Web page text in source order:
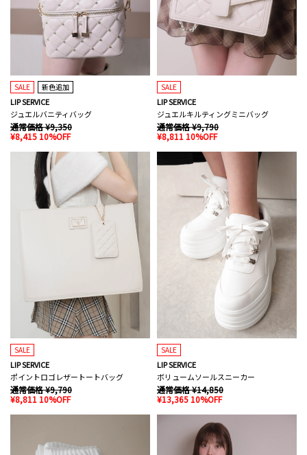
SALE 新色追加
LIP SERVICE
ジュエルバニティバッグ
通常価格 ¥9,350
¥8,415 10%OFF
SALE
LIP SERVICE
ジュエルキルティングミニバッグ
通常価格 ¥9,790
¥8,811 10%OFF
SALE
LIP SERVICE
ポイントロゴレザートートバッグ
通常価格 ¥9,790
¥8,811 10%OFF
SALE
LIP SERVICE
ボリュームソールスニーカー
通常価格 ¥14,850
¥13,365 10%OFF